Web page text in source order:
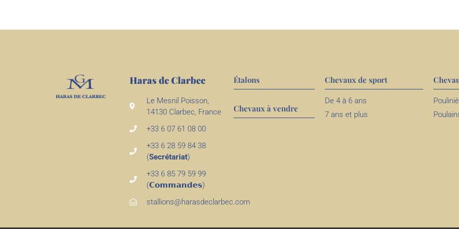
Haras de Clarbec
Le Mesnil Poisson,
14130 Clarbec, France
+33 6 07 61 08 00
+33 6 28 59 84 38
(Secrétariat)
+33 6 85 79 59 99
(𝗖𝗼𝗺𝗺𝗮𝗻𝗱𝗲𝘀)
stallions@harasdeclarbec.com
Étalons
Chevaux à vendre
Chevaux de sport
De 4 à 6 ans
7 ans et plus